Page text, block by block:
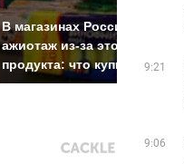
В магазинах России
ажиотаж из-за этого
продукта: что купить?9:21
9:06